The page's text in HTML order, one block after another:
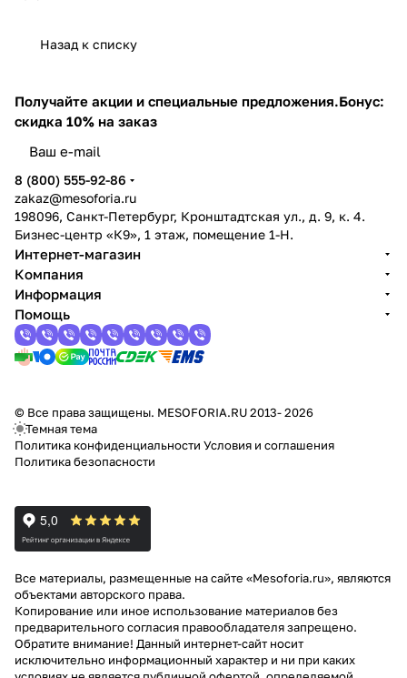
Назад к списку
Получайте акции и специальные предложения.Бонус:
скидка 10% на заказ
8 (800) 555-92-86
zakaz@mesoforia.ru
198096, Санкт-Петербург, Кронштадтская ул., д. 9, к. 4.
Бизнес-центр «К9», 1 этаж, помещение 1-Н.
Интернет-магазин
Компания
Информация
Помощь
© Все права защищены. MESOFORIA.RU 2013- 2026
Темная тема
Политика конфиденциальности Условия и соглашения
Политика безопасности
Все материалы, размещенные на сайте «Mesoforia.ru», являются
объектами авторского права.
Копирование или иное использование материалов без
предварительного согласия правообладателя запрещено.
Обратите внимание! Данный интернет-сайт носит
исключительно информационный характер и ни при каких